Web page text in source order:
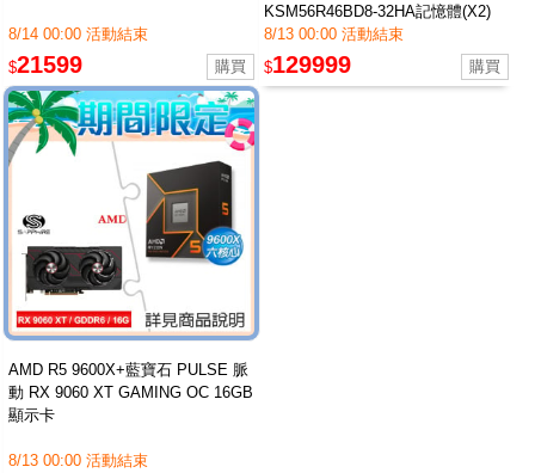
8/14 00:00 活動結束
$21599
KSM56R46BD8-32HA記憶體(X2)
8/13 00:00 活動結束
$129999
AMD R5 9600X+藍寶石 PULSE 脈
動 RX 9060 XT GAMING OC 16GB
顯示卡
8/13 00:00 活動結束